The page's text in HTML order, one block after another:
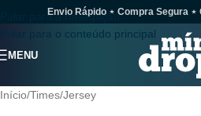
Pular para a navegação
Pular para o conteúdo principal
Envio Rápido ⋆ Compra Segura
MENU
Início/Times/Jersey